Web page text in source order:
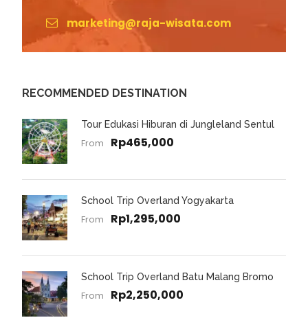
marketing@raja-wisata.com
RECOMMENDED DESTINATION
Tour Edukasi Hiburan di Jungleland Sentul
From Rp465,000
School Trip Overland Yogyakarta
From Rp1,295,000
School Trip Overland Batu Malang Bromo
From Rp2,250,000